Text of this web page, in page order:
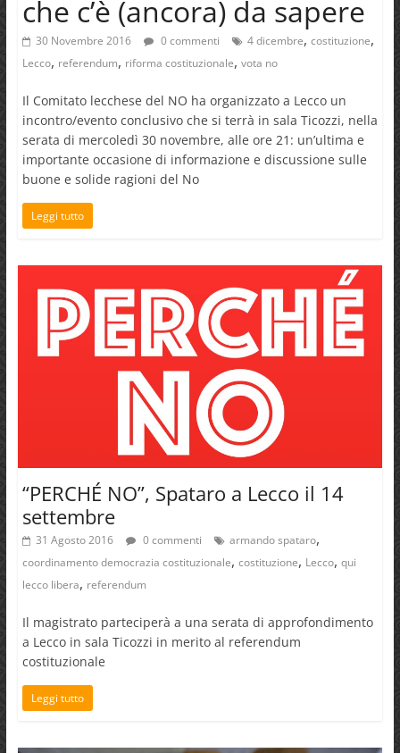
che c’è (ancora) da sapere
30 Novembre 2016 0 commenti 4 dicembre, costituzione,
Lecco, referendum, riforma costituzionale, vota no
Il Comitato lecchese del NO ha organizzato a Lecco un
incontro/evento conclusivo che si terrà in sala Ticozzi, nella
serata di mercoledì 30 novembre, alle ore 21: un’ultima e
importante occasione di informazione e discussione sulle
buone e solide ragioni del No
Leggi tutto
“PERCHÉ NO”, Spataro a Lecco il 14
settembre
31 Agosto 2016 0 commenti armando spataro,
coordinamento democrazia costituzionale, costituzione, Lecco, qui
lecco libera, referendum
Il magistrato parteciperà a una serata di approfondimento
a Lecco in sala Ticozzi in merito al referendum
costituzionale
Leggi tutto